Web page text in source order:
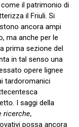
il patrimonio di
il Friuli. Si
ancora ampi
ma anche per le
prima sezione del
in tal senso una
opere lignee
tardoromanici
I saggi della
ricerche,
possa ancora